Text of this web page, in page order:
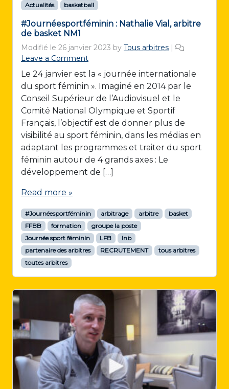
Actualités basketball
#Journéesportféminin : Nathalie Vial, arbitre
de basket NM1
Modifié le 26 janvier 2023 by Tous arbitres |
Leave a Comment
Le 24 janvier est la « journée internationale
du sport féminin ». Imaginé en 2014 par le
Conseil Supérieur de l’Audiovisuel et le
Comité National Olympique et Sportif
Français, l’objectif est de donner plus de
visibilité au sport féminin, dans les médias en
adaptant les programmes et traiter du sport
féminin autour de 4 grands axes : Le
développement de […]
Read more »
#Journéesportféminin arbitrage arbitre
basket
FFBB
formation
groupe la poste
Journée sport féminin
LFB
lnb
partenaire des arbitres
RECRUTEMENT
tous arbitres
toutes arbitres